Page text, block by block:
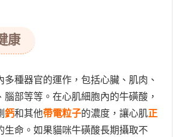
康
種器官的運作，包括心臟、肌肉、
腦部等等。在心肌細胞內的牛磺酸，
鈣和其他帶電粒子的濃度 ，讓心肌正
生命。如果貓咪牛磺酸長期攝取不